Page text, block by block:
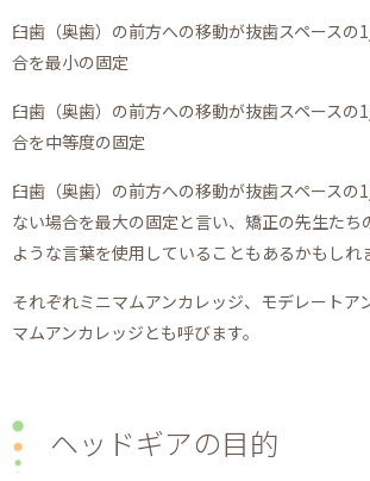
臼歯（奥歯）の前方への移動が抜歯スペースの
合を最小の固定
臼歯（奥歯）の前方への移動が抜歯スペースの
合を中等度の固定
臼歯（奥歯）の前方への移動が抜歯スペースの
ない場合を最大の固定と言い、矯正の先生たち
ような言葉を使用していることもあるかもしれ
それぞれミニマムアンカレッジ、モデレートア
マムアンカレッジとも呼びます。
ヘッドギアの目的